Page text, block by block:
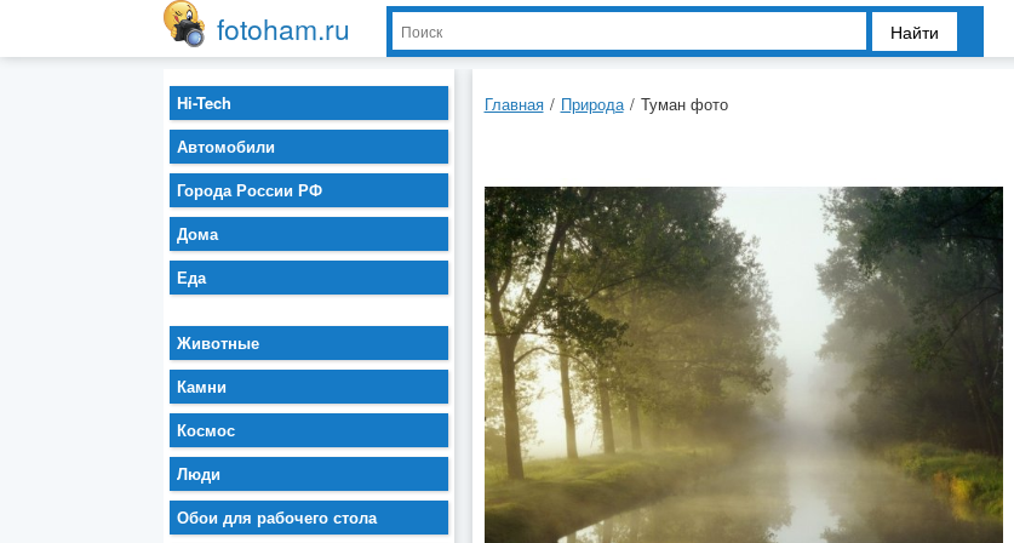
fotoham.ru Найти
Главная / Природа / Туман фото
Hi-Tech
Автомобили
Города России РФ
Дома
Еда
Животные
Камни
Космос
Люди
Обои для рабочего стола